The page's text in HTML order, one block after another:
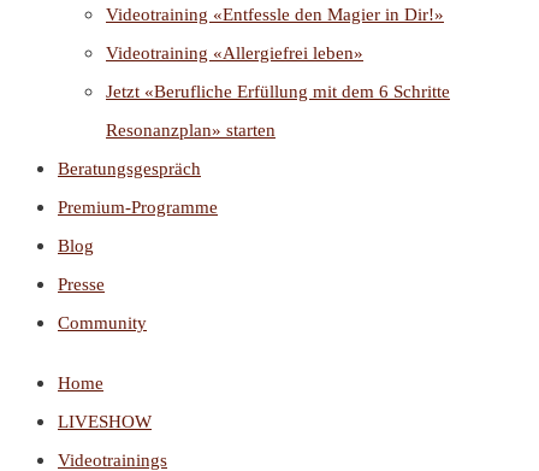
Videotraining «Entfessle den Magier in Dir!»
Videotraining «Allergiefrei leben»
Jetzt «Berufliche Erfüllung mit dem 6 Schritte
Resonanzplan» starten
Beratungsgespräch
Premium-Programme
Blog
Presse
Community
Home
LIVESHOW
Videotrainings